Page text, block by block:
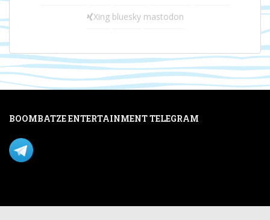
Xing bluesky mastodon
BOOMBATZE ENTERTAINMENT TELEGRAM